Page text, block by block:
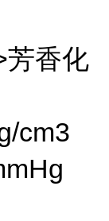
芳香化
cm3